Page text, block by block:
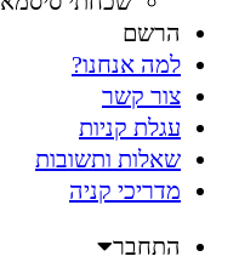
הרשם
למה אנחנו?
צור קשר
עגלת קניות
שאלות ותשובות
מדריכי קניה
התחבר